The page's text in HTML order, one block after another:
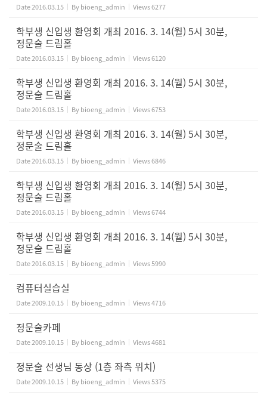
Date2016.03.15 Bybioeng_admin Views6277
학부생 신입생 환영회 개최 2016. 3. 14(월) 5시 30분,
정문술 드림홀
Date2016.03.15 Bybioeng_admin Views6120
학부생 신입생 환영회 개최 2016. 3. 14(월) 5시 30분,
정문술 드림홀
Date2016.03.15 Bybioeng_admin Views6753
학부생 신입생 환영회 개최 2016. 3. 14(월) 5시 30분,
정문술 드림홀
Date2016.03.15 Bybioeng_admin Views6846
학부생 신입생 환영회 개최 2016. 3. 14(월) 5시 30분,
정문술 드림홀
Date2016.03.15 Bybioeng_admin Views6744
학부생 신입생 환영회 개최 2016. 3. 14(월) 5시 30분,
정문술 드림홀
Date2016.03.15 Bybioeng_admin Views5990
컴퓨터실습실
Date2009.10.15 Bybioeng_admin Views4716
정문술카페
Date2009.10.15 Bybioeng_admin Views4681
정문술 선생님 동상 (1층 좌측 위치)
Date2009.10.15 Bybioeng_admin Views5375